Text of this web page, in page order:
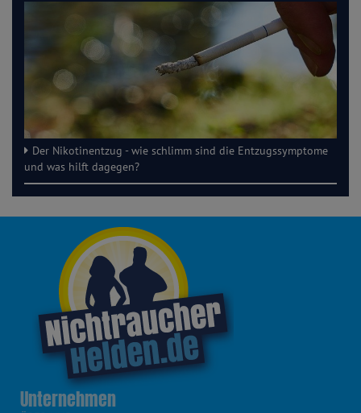
Der Nikotinentzug - wie schlimm sind die Entzugssymptome
und was hilft dagegen?
Unternehmen